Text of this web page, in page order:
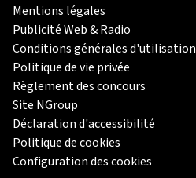
Mentions légales
Publicité Web & Radio
Conditions générales d'utilisation
Politique de vie privée
Règlement des concours
Site NGroup
Déclaration d'accessibilité
Politique de cookies
Configuration des cookies